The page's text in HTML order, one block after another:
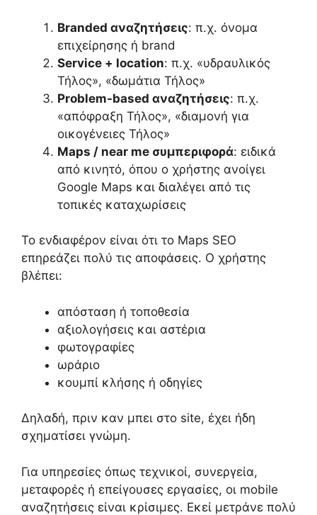
Branded αναζητήσεις: π.χ. όνομα
επιχείρησης ή brand
Service + location: π.χ. «υδραυλικός
Τήλος», «δωμάτια Τήλος»
Problem-based αναζητήσεις: π.χ.
«απόφραξη Τήλος», «διαμονή για
οικογένειες Τήλος»
Maps / near me συμπεριφορά: ειδικά
από κινητό, όπου ο χρήστης ανοίγει
Google Maps και διαλέγει από τις
τοπικές καταχωρίσεις
Το ενδιαφέρον είναι ότι το Maps SEO
επηρεάζει πολύ τις αποφάσεις. Ο χρήστης
βλέπει:
απόσταση ή τοποθεσία
αξιολογήσεις και αστέρια
φωτογραφίες
ωράριο
κουμπί κλήσης ή οδηγίες
Δηλαδή, πριν καν μπει στο site, έχει ήδη
σχηματίσει γνώμη.
Για υπηρεσίες όπως τεχνικοί, συνεργεία,
μεταφορές ή επείγουσες εργασίες, οι mobile
αναζητήσεις είναι κρίσιμες. Εκεί μετράνε πολύ